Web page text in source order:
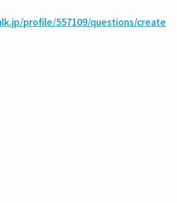
profile/557109/questions/create